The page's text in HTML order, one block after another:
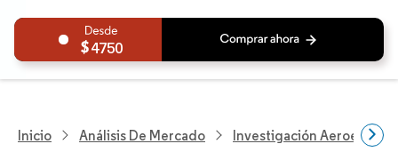
4750
Inicio Análisis De Mercado Investigación